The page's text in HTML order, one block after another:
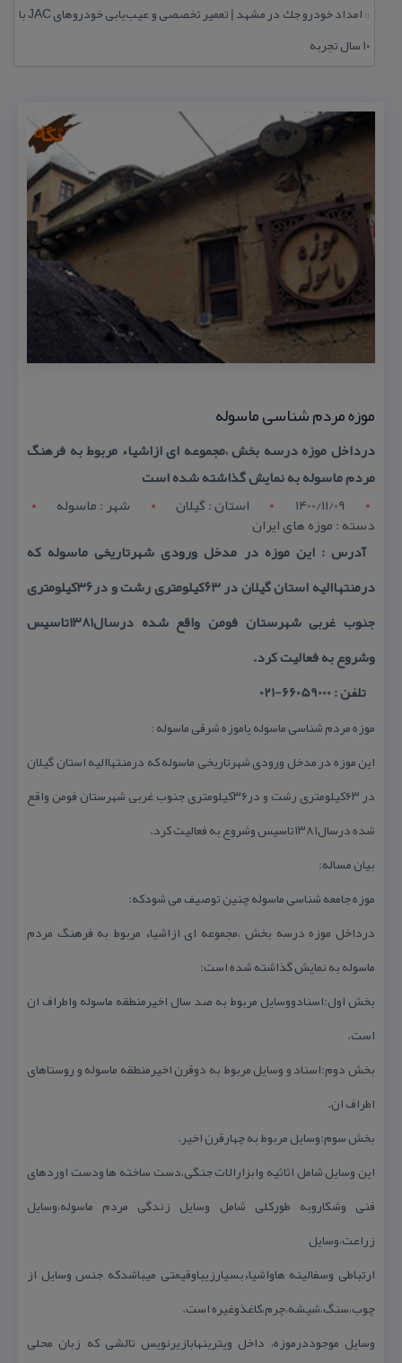
::
امداد خودرو جك در مشهد | تعمیر تخصصی و عیب‌یابی خودروهای JAC با
۱۰ سال تجربه
موزه مردم شناسی ماسوله
درداخل موزه درسه بخش ،مجموعه ای ازاشیاء مربوط به فرهنگ
مردم ماسوله به نمایش گذاشته شده است
1400/11/09
استان : گيلان شهر : ماسوله
دسته : موزه های ایران
آدرس : این موزه در مدخل ورودی شهرتاریخی ماسوله كه
درمنتهاالیه استان گیلان در ۶۳كیلومتری رشت و در۳۶كیلومتری
جنوب غربی شهرستان فومن واقع شده درسال۱۳۸۱تاسیس
وشروع به فعالیت كرد.
تلفن : 66059000-021
موزه مردم شناسی ماسوله یاموزه شرقی ماسوله :
این موزه در مدخل ورودی شهرتاریخی ماسوله كه درمنتهاالیه استان گیلان
در ۶۳كیلومتری رشت و در۳۶كیلومتری جنوب غربی شهرستان فومن واقع
شده درسال۱۳۸۱تاسیس وشروع به فعالیت كرد.
بیان مساله:
موزه جامعه شناسی ماسوله چنین توصیف می شودكه:
درداخل موزه درسه بخش ،مجموعه ای ازاشیاء مربوط به فرهنگ مردم
ماسوله به نمایش گذاشته شده است:
بخش اول:اسنادووسایل مربوط به صد سال اخیرمنطقه ماسوله واطراف ان
است.
بخش دوم:اسناد و وسایل مربوط به دوقرن اخیرمنطقه ماسوله و روستاهای
اطراف ان.
بخش سوم:وسایل مربوط به چهارقرن اخیر.
این وسایل شامل اثاثیه وابزارالات جنگی،دست ساخته ها ودست اوردهای
فنی وشكاروبه طوركلی شامل وسایل زندگی مردم ماسوله،وسایل
زراعت،وسایل
ارتباطی وسفالینه هاواشیاءبسیارزیباوقیمتی میباشدكه جنس وسایل از
چوب،سنگ،شیشه،چرم،كاغذوغیره است.
وسایل موجوددرموزه، داخل ویترینهابازیرنویس تالشی كه زبان محلی